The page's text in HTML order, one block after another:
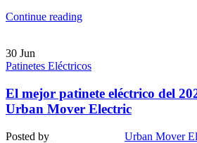
Continue reading
30 Jun
Patinetes Eléctricos
El mejor patinete eléctrico del
Urban Mover Electric
Posted by
Urban Mover